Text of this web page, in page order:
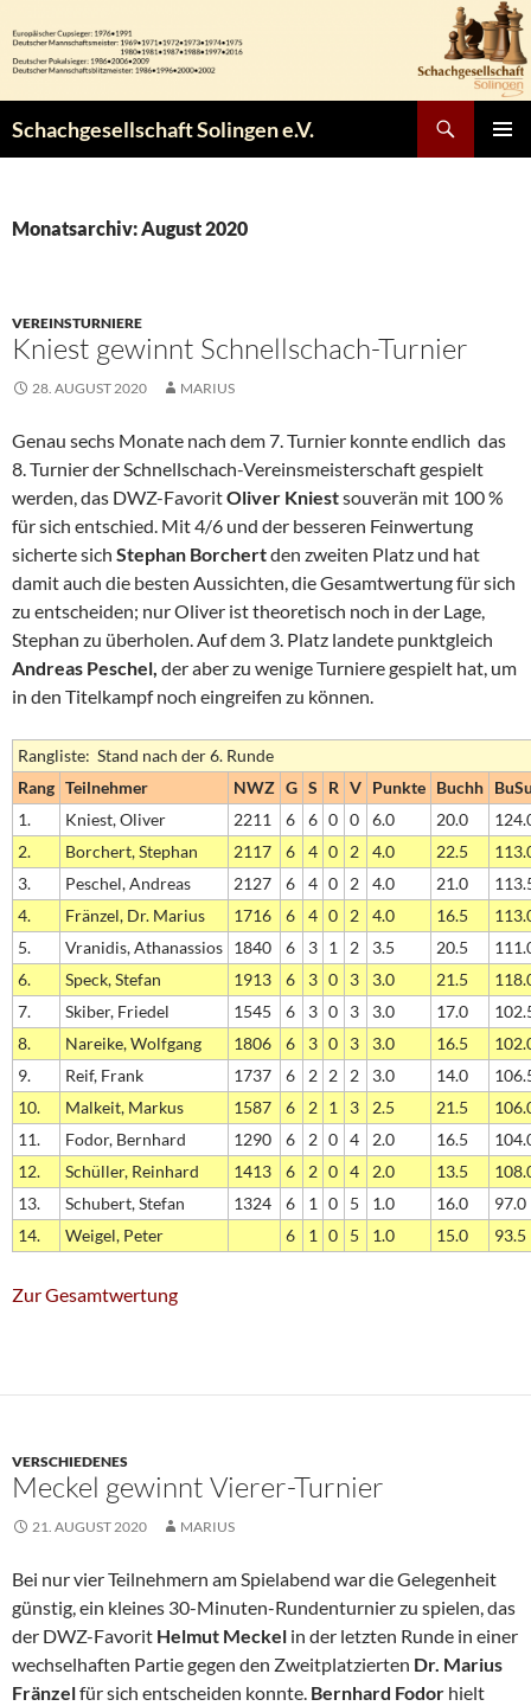
Inhalt
springen
Schachgesellschaft Solingen e.V.
Monatsarchiv: August 2020
VEREINSTURNIERE
Kniest gewinnt Schnellschach-Turnier
28. AUGUST 2020 MARIUS
Genau sechs Monate nach dem 7. Turnier konnte endlich das
8. Turnier der Schnellschach-Vereinsmeisterschaft gespielt
werden, das DWZ-FavoritOliver Kniestsouverän mit 100 %
für sich entschied. Mit 4/6 und der besseren Feinwertung
sicherte sich Stephan Borchertden zweiten Platz und hat
damit auch die besten Aussichten, die Gesamtwertung für sich
zu entscheiden; nur Oliver ist theoretisch noch in der Lage,
Stephan zu überholen. Auf dem 3. Platz landete punktgleich
Andreas Peschel, der aber zu wenige Turniere gespielt hat, um
in den Titelkampf noch eingreifen zu können.
Rangliste: Stand nach der 6. Runde
Rang Teilnehmer NWZ G S R V Punkte Buchh
1.
Kniest, Oliver 2211 6 6 0 0 6.0 20.0
2.
Borchert, Stephan 2117 6 4 0 2 4.0 22.5
3.
Peschel, Andreas 2127 6 4 0 2 4.0 21.0
4.
Fränzel, Dr. Marius 1716 6 4 0 2 4.0 16.5
5.
Vranidis, Athanassios 1840 6 3 1 2 3.5 20.5
6.
Speck, Stefan 1913 6 3 0 3 3.0 21.5
7.
Skiber, Friedel 1545 6 3 0 3 3.0 17.0
8.
Nareike, Wolfgang 1806 6 3 0 3 3.0 16.5
9.
Reif, Frank 1737 6 2 2 2 3.0 14.0
10.
Malkeit, Markus 1587 6 2 1 3 2.5 21.5
11.
Fodor, Bernhard 1290 6 2 0 4 2.0 16.5
12.
Schüller, Reinhard 1413 6 2 0 4 2.0 13.5
13.
Schubert, Stefan 1324 6 1 0 5 1.0 16.0
97.0
14.
Weigel, Peter 6 1 0 5 1.0 15.0 93.5
Zur Gesamtwertung
VERSCHIEDENES
Meckel gewinnt Vierer-Turnier
21. AUGUST 2020 MARIUS
Bei nur vier Teilnehmern am Spielabend war die Gelegenheit
günstig, ein kleines 30-Minuten-Rundenturnier zu spielen, das
der DWZ-Favorit Helmut Meckel in der letzten Runde in einer
wechselhaften Partie gegen den Zweitplatzierten Dr. Marius
Fränzelfür sich entscheiden konnte. Bernhard Fodor hielt